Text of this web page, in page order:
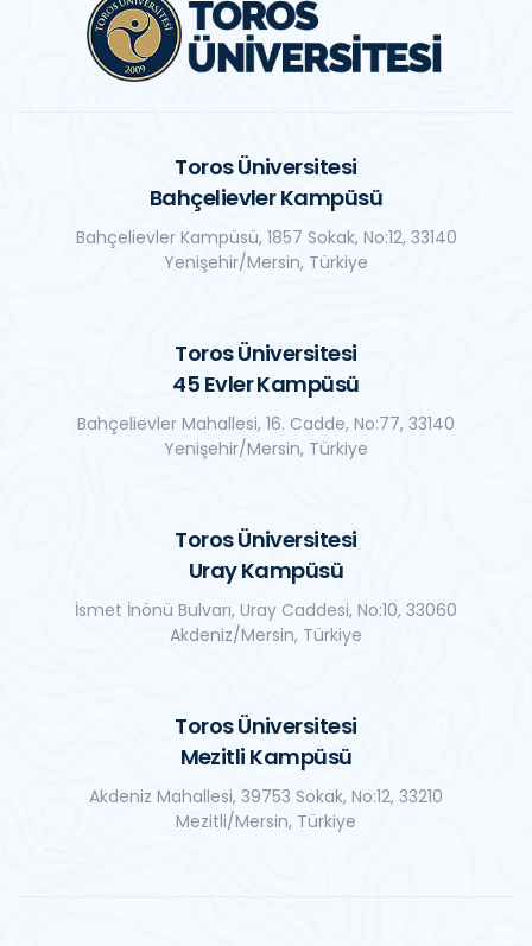
Toros Üniversitesi
Bahçelievler Kampüsü
Bahçelievler Kampüsü, 1857 Sokak, No:12, 33140
Yenişehir/Mersin, Türkiye
Toros Üniversitesi
45 Evler Kampüsü
Bahçelievler Mahallesi, 16. Cadde, No:77, 33140
Yenişehir/Mersin, Türkiye
Toros Üniversitesi
Uray Kampüsü
İsmet İnönü Bulvarı, Uray Caddesi, No:10, 33060
Akdeniz/Mersin, Türkiye
Toros Üniversitesi
Mezitli Kampüsü
Akdeniz Mahallesi, 39753 Sokak, No:12, 33210
Mezitli/Mersin, Türkiye